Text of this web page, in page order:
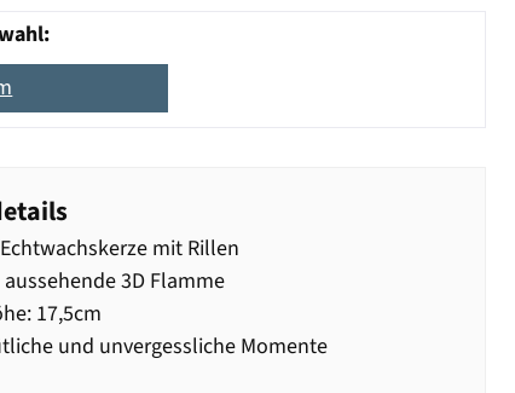
mit Rillen
3D Flamme
17,5cm
und unvergessliche Momente